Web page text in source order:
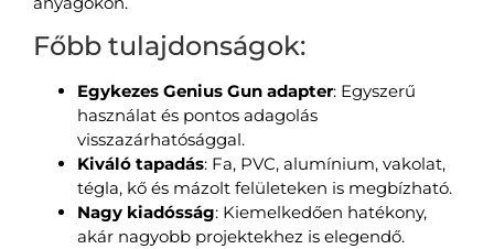
Főbb tulajdonságok:
Egykezes Genius Gun adapter: Egyszerű
használat és pontos adagolás
visszazárhatósággal.
Kiváló tapadás: Fa, PVC, alumínium, vakolat,
tégla, kő és mázolt felületeken is megbízható.
Nagy kiadósság: Kiemelkedően hatékony,
akár nagyobb projektekhez is elegendő.